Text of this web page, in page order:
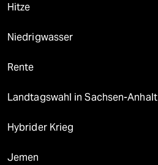
Hitze
Niedrigwasser
Rente
Landtagswahl in Sachsen-Anhalt
Hybrider Krieg
Jemen